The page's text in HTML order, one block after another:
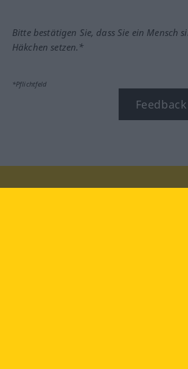
Bitte bestätigen Sie, dass Sie ein Mensch
Häkchen setzen.*
*Pflichtfeld